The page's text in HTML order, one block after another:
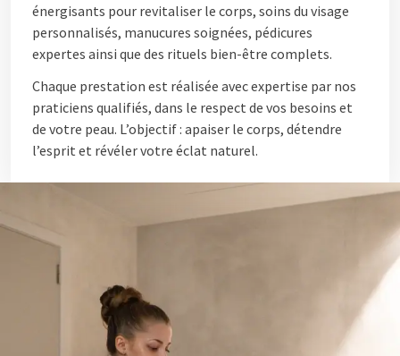
énergisants pour revitaliser le corps, soins du visage
personnalisés, manucures soignées, pédicures
expertes ainsi que des rituels bien-être complets.
Chaque prestation est réalisée avec expertise par nos
praticiens qualifiés, dans le respect de vos besoins et
de votre peau. L’objectif : apaiser le corps, détendre
l’esprit et révéler votre éclat naturel.